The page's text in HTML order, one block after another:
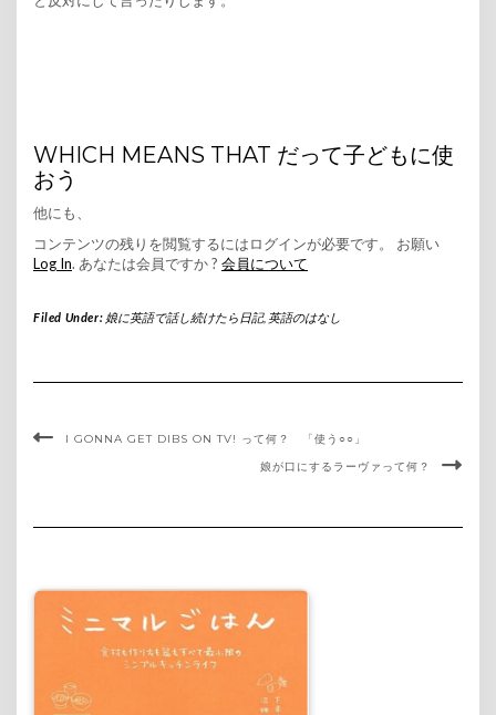
WHICH MEANS THAT だって子どもに使
おう
他にも、
コンテンツの残りを閲覧するにはログインが必要です。 お願い
Log In. あなたは会員ですか ? 会員について
Filed Under: 娘に英語で話し続けたら日記, 英語のはなし
I GONNA GET DIBS ON TV! って何？ 「使う○○」
娘が口にするラーヴァって何？